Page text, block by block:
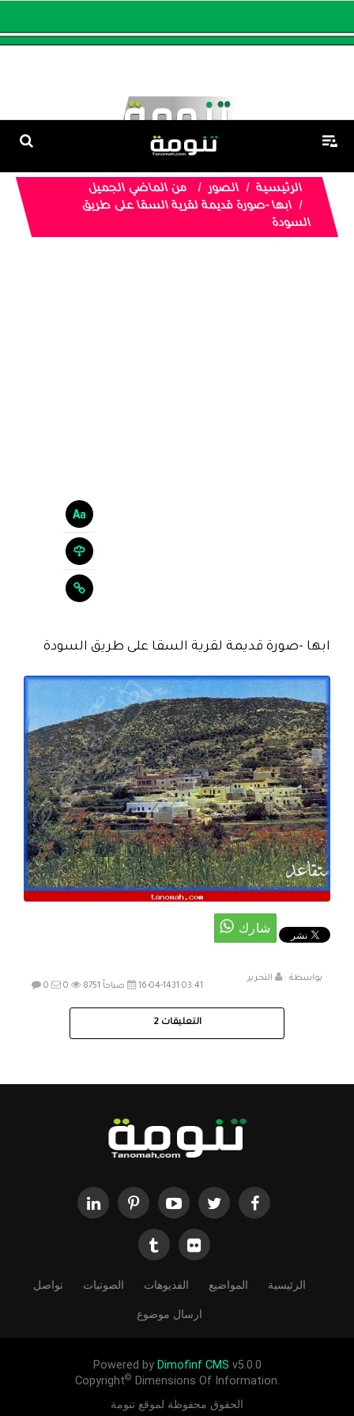
الرئيسية الصور
من الماضي الجميل
ابها -صورة قديمة لقرية السقا على طريق
السودة
ابها -صورة قديمة لقرية السقا على طريق السودة
بواسطة :
التحرير
16-04-1431 03:41 صباحاً
0 0 8751
التعليقات2
الرئيسية المواضيع الفديوهات الصوتيات تواصل
ارسال موضوع
Powered by Dimofinf CMS v5.0.0
Copyright© Dimensions Of Information.
الحقوق محفوظة لموقع تنومة